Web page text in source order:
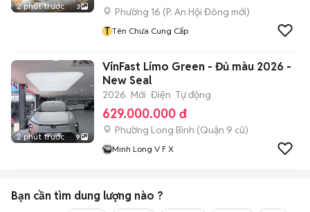
2 phút trước 3 Phường 16 (P. An Hội Đông mới)
T Tên Chưa Cung Cấp
2 phút trước 9
VinFast Limo Green - Đủ màu 2026 -
New Seal
2026 Mới Điện Tự động
629.000.000 đ
Phường Long Bình (Quận 9 cũ)
Minh Long V F X
Bạn cần tìm dung lượng nào ?